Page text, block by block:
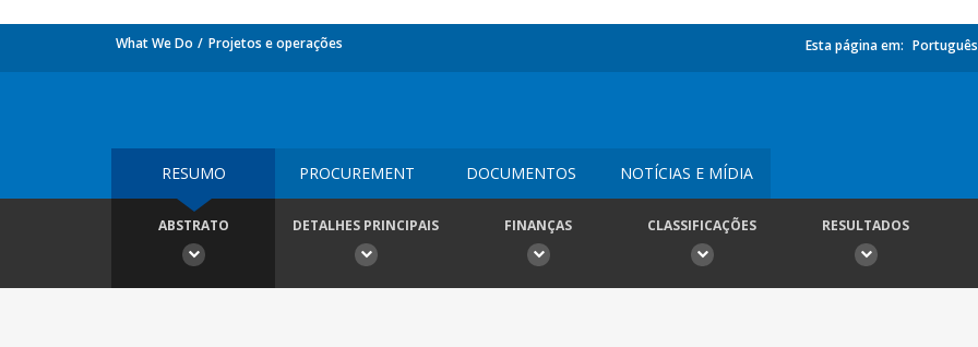
What We Do Projetos e operações Esta página em: Português
RESUMO PROCUREMENT DOCUMENTOS NOTÍCIAS E MÍDIA
ABSTRATO DETALHES PRINCIPAIS FINANÇAS CLASSIFICAÇÕES RESULTADOS